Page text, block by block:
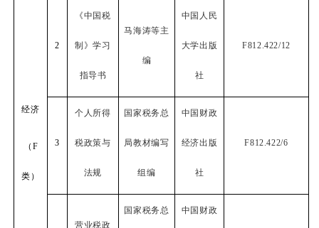
经济
（ F
类）
2
《中国税
制》学习
指导书
马海涛等主
编
中国人民
大学出版
社
F812.422/12
3
个人所得
税政策与
法规
国家税务总
局教材编写
组编
中国财政
经济出版
社
F812.422/6
营业税政
国家税务总 中国财政